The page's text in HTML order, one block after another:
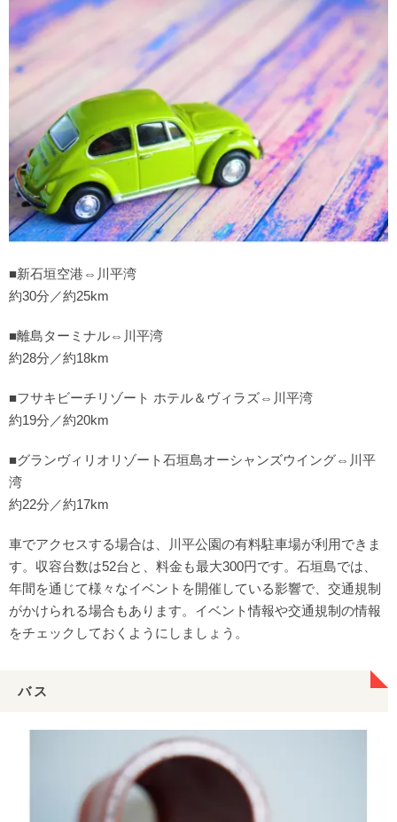
■新石垣空港⇔川平湾
約30分／約25km
■離島ターミナル⇔川平湾
約28分／約18km
■フサキビーチリゾート ホテル＆ヴィラズ⇔川平湾
約19分／約20km
■グランヴィリオリゾート石垣島オーシャンズウイング⇔川平
湾
約22分／約17km
車でアクセスする場合は、川平公園の有料駐車場が利用できま
す。収容台数は52台と、料金も最大300円です。石垣島では、
年間を通じて様々なイベントを開催している影響で、交通規制
がかけられる場合もあります。イベント情報や交通規制の情報
をチェックしておくようにしましょう。
バス